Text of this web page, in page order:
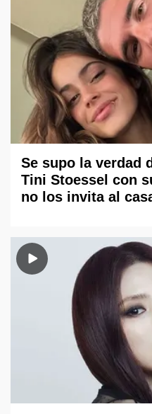
Se supo la verdad
Tini Stoessel con
no los invita al